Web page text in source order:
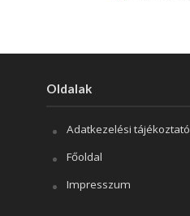
Oldalak
Adatkezelési tájékoztató
Főoldal
Impresszum